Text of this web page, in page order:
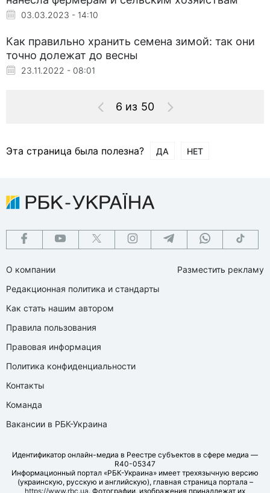
03.03.2023 - 14:10
Как правильно хранить семена зимой: так они
точно долежат до весны
23.11.2022 - 08:01
6 из 50
Эта страница была полезна? ДА НЕТ
О компании
Редакционная политика и стандарты
Как стать нашим автором
Правила пользования
Правовая информация
Политика конфиденциальности
Контакты
Команда
Вакансии в РБК-Украина
Разместить рекламу
Идентификатор онлайн-медиа в Реестре субъектов в сфере медиа —
R40-05347
Информационный портал «РБК-Украина» имеет трехязычную версию
(украинскую, русскую и английскую), главная страница портала –
https://www.rbc.ua. Фотографии, изображения принадлежат их